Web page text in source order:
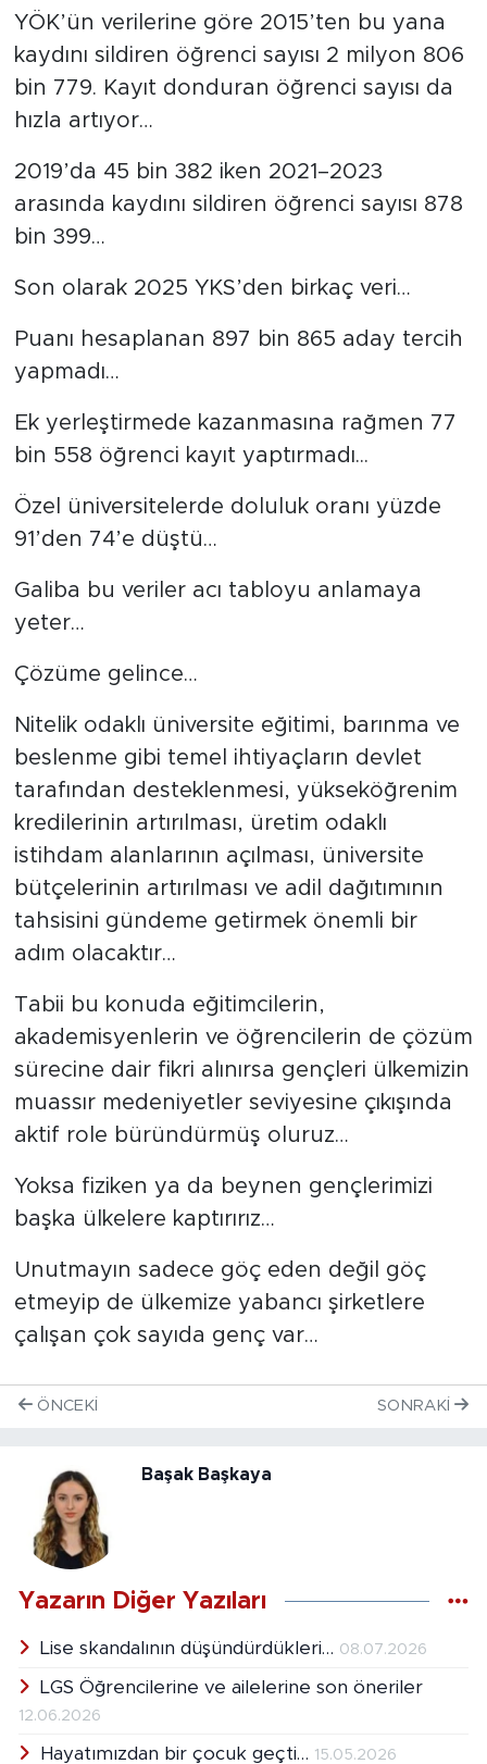
YÖK’ün verilerine göre 2015’ten bu yana
kaydını sildiren öğrenci sayısı 2 milyon 806
bin 779. Kayıt donduran öğrenci sayısı da
hızla artıyor…
2019’da 45 bin 382 iken 2021–2023
arasında kaydını sildiren öğrenci sayısı 878
bin 399…
Son olarak 2025 YKS’den birkaç veri…
Puanı hesaplanan 897 bin 865 aday tercih
yapmadı…
Ek yerleştirmede kazanmasına rağmen 77
bin 558 öğrenci kayıt yaptırmadı...
Özel üniversitelerde doluluk oranı yüzde
91’den 74’e düştü…
Galiba bu veriler acı tabloyu anlamaya
yeter…
Çözüme gelince…
Nitelik odaklı üniversite eğitimi, barınma ve
beslenme gibi temel ihtiyaçların devlet
tarafından desteklenmesi, yükseköğrenim
kredilerinin artırılması, üretim odaklı
istihdam alanlarının açılması, üniversite
bütçelerinin artırılması ve adil dağıtımının
tahsisini gündeme getirmek önemli bir
adım olacaktır…
Tabii bu konuda eğitimcilerin,
akademisyenlerin ve öğrencilerin de çözüm
sürecine dair fikri alınırsa gençleri ülkemizin
muassır medeniyetler seviyesine çıkışında
aktif role büründürmüş oluruz…
Yoksa fiziken ya da beynen gençlerimizi
başka ülkelere kaptırırız…
Unutmayın sadece göç eden değil göç
etmeyip de ülkemize yabancı şirketlere
çalışan çok sayıda genç var…
ÖNCEKI SONRAKI
Başak Başkaya
Yazarın Diğer Yazıları
Lise skandalının düşündürdükleri… 08.07.2026
LGS Öğrencilerine ve ailelerine son öneriler
12.06.2026
Hayatımızdan bir çocuk geçti… 15.05.2026